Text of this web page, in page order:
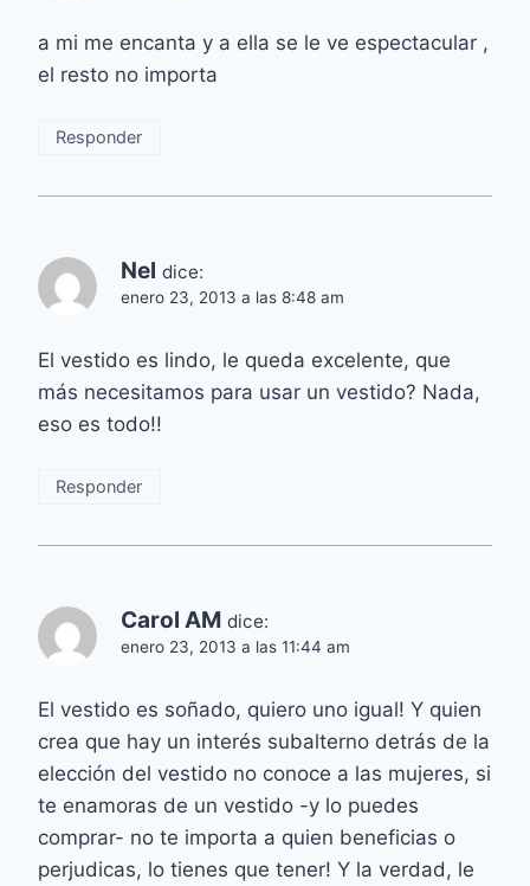
a mi me encanta y a ella se le ve espectacular ,
el resto no importa
Responder
Nel dice:
enero 23, 2013 a las 8:48 am
El vestido es lindo, le queda excelente, que
más necesitamos para usar un vestido? Nada,
eso es todo!!
Responder
Carol AM dice:
enero 23, 2013 a las 11:44 am
El vestido es soñado, quiero uno igual! Y quien
crea que hay un interés subalterno detrás de la
elección del vestido no conoce a las mujeres, si
te enamoras de un vestido -y lo puedes
comprar- no te importa a quien beneficias o
perjudicas, lo tienes que tener! Y la verdad, le